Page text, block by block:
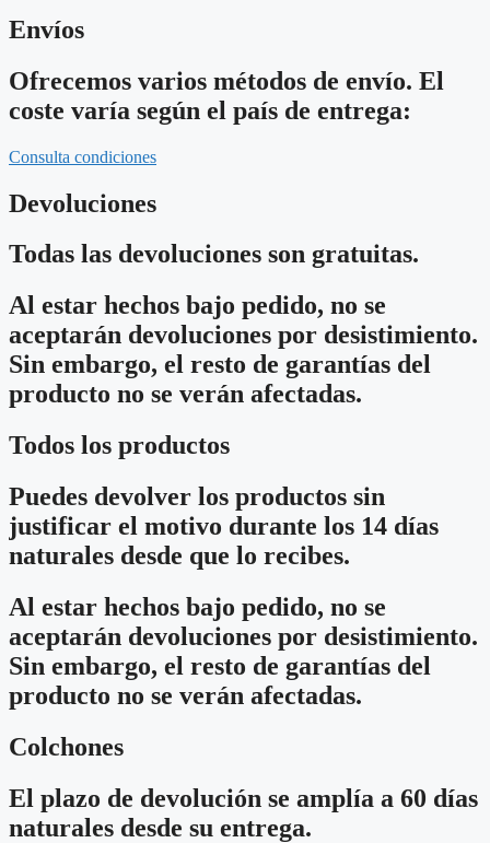
Envíos
Ofrecemos varios métodos de envío. El
coste varía según el país de entrega:
Consulta condiciones
Devoluciones
Todas las devoluciones son gratuitas.
Al estar hechos bajo pedido, no se
aceptarán devoluciones por desistimiento.
Sin embargo, el resto de garantías del
producto no se verán afectadas.
Todos los productos
Puedes devolver los productos sin
justificar el motivo durante los 14 días
naturales desde que lo recibes.
Al estar hechos bajo pedido, no se
aceptarán devoluciones por desistimiento.
Sin embargo, el resto de garantías del
producto no se verán afectadas.
Colchones
El plazo de devolución se amplía a 60 días
naturales desde su entrega.